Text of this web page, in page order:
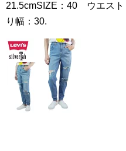
21.5cmSIZE：40 ウエス
り幅：30.